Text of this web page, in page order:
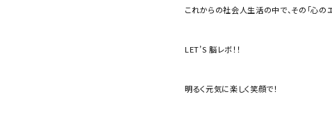
これからの社会人生活の中で、その「心の
LET’S 脳レボ！！
明るく元気に楽しく笑顔で！